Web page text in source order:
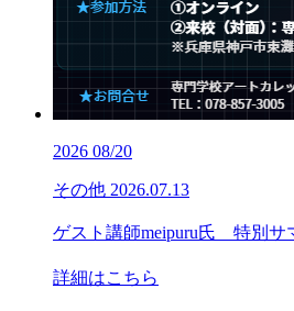
2026 08/20
その他 2026.07.13
ゲスト講師meipuru氏 特別サ
詳細はこちら